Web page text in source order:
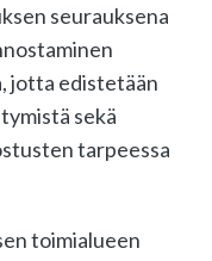
seurauksena
jotta edistetään
sekä
tarpeessa
toimialueen